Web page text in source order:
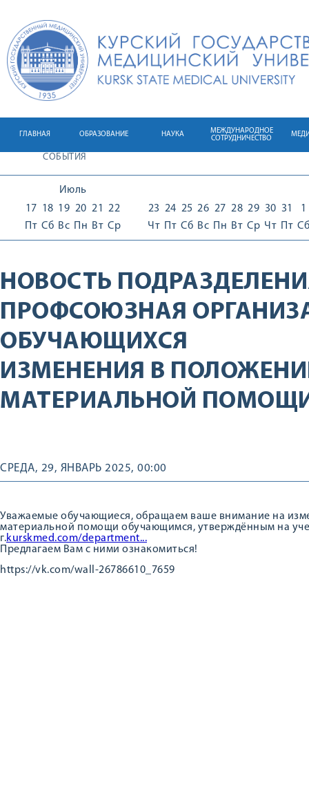
ГЛАВНАЯ ОБРАЗОВАНИЕ НАУКА
МЕЖДУНАРОДНОЕ
СОТРУДНИЧЕСТВО
СОБЫТИЯ
Июль
17
Пт
18
Сб
19
Вс
20
Пн
21
Вт
22
Ср
23
Чт
24
Пт
25
Сб
26
Вс
27
Пн
28
Вт
29
Ср
30
Чт
31
Пт
1
Сб
НОВОСТЬ
ПРОФСОЮЗНАЯ
ОБУЧАЮЩИХСЯ
ИЗМЕНЕНИЯ В
МАТЕРИАЛЬНОЙ
СРЕДА, 29, ЯНВАРЬ 2025, 00:00
Уважаемые обучающиеся, обращаем ваше внимание на
материальной помощи обучающимся, утверждённым на
г.kurskmed.com/department...
Предлагаем Вам с ними ознакомиться!
https://vk.com/wall-26786610_7659